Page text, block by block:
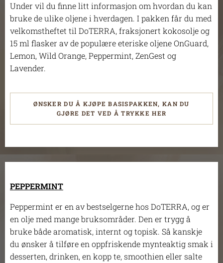
Under vil du finne litt informasjon om hvordan du kan
bruke de ulike oljene i hverdagen. I pakken får du med
velkomstheftet til DoTERRA, fraksjonert kokosolje og
15 ml flasker av de populære eteriske oljene OnGuard,
Lemon, Wild Orange, Peppermint, ZenGest og
Lavender.
ØNSKER DU Å KJØPE BASISPAKKEN, KAN DU
GJØRE DET VED Å TRYKKE HER
PEPPERMINT
Peppermint er en av bestselgerne hos DoTERRA, og er
en olje med mange bruksområder. Den er trygg å
bruke både aromatisk, internt og topisk. Så kanskje
du ønsker å tilføre en oppfriskende mynteaktig smak i
desserten, drinken, en kopp te, smoothien eller salte